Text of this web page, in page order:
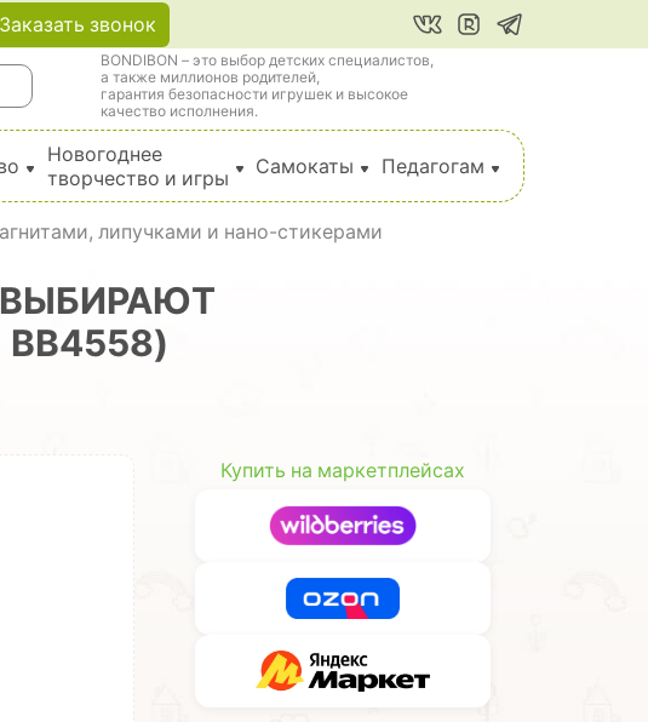
Заказать звонок
BONDIBON – это выбор детских специалистов,
а также миллионов родителей,
гарантия безопасности игрушек и высокое
качество исполнения.
Новогоднее
творчество и игры
Самокаты Педагогам
липучками и нано-стикерами
ВЫБИРАЮТ
ВВ4558)
Купить на маркетплейсах